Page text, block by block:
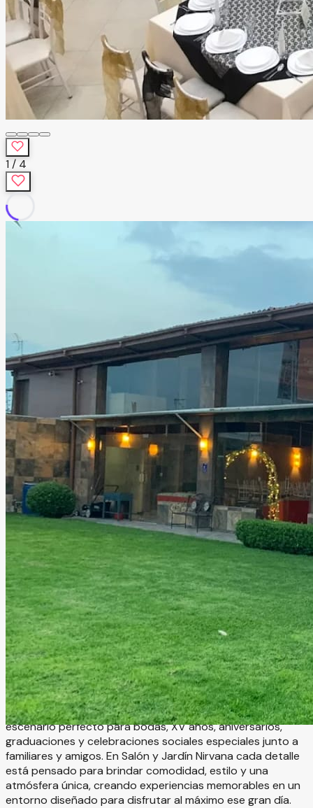
1 / 4
Salón y jardín de fiestas
Nirvana
Ecatepec, Estado de México Salón, Jardín
Información
Salón y Jardín Nirvana es un hermoso espacio para
eventos ubicado en Estado de México, ideal para celebrar
momentos inolvidables en un ambiente elegante y
rodeado de naturaleza. Este exclusivo recinto combina
salón de eventos y un amplio jardín, ofreciendo el
escenario perfecto para bodas, XV años, aniversarios,
graduaciones y celebraciones sociales especiales junto a
familiares y amigos. En Salón y Jardín Nirvana cada detalle
está pensado para brindar comodidad, estilo y una
atmósfera única, creando experiencias memorables en un
entorno diseñado para disfrutar al máximo ese gran día.